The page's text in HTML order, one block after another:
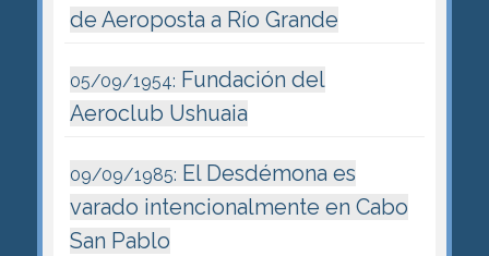
de Aeroposta a Río Grande
05/09/1954: Fundación del
Aeroclub Ushuaia
09/09/1985: El Desdémona es
varado intencionalmente en Cabo
San Pablo